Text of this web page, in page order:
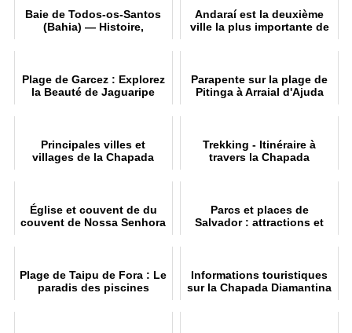
Baie de Todos-os-Santos
(Bahia) — Histoire,
Andaraí est la deuxième
ville la plus importante de
Plage de Garcez : Explorez
la Beauté de Jaguaripe
Parapente sur la plage de
Pitinga à Arraial d'Ajuda
Principales villes et
villages de la Chapada
Trekking - Itinéraire à
travers la Chapada
Église et couvent de du
couvent de Nossa Senhora
Parcs et places de
Salvador : attractions et
Plage de Taipu de Fora : Le
paradis des piscines
Informations touristiques
sur la Chapada Diamantina